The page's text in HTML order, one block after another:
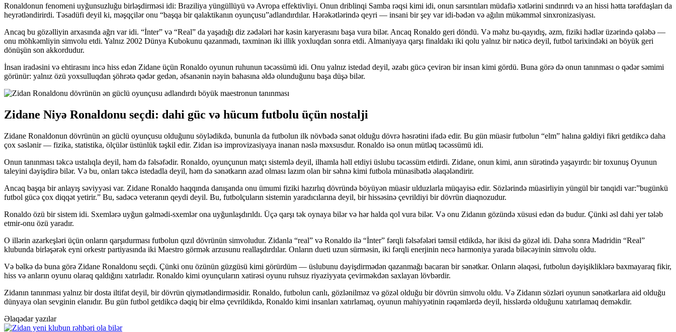
Ronaldonun fenomeni uyğunsuzluğu birləşdirməsi idi: Braziliya yüngüllüyü və Avropa effektivliyi. Onun driblinqi Samba rəqsi kimi idi, onun sarsıntıları müdafiə xətlərini sındırırdı və an hissi hətta tərəfdaşları da
heyrətləndirirdi. Təsadüfi deyil ki, məşqçilər onu “başqa bir qalaktikanın oyunçusu”adlandırdılar. Hərəkətlərində qeyri — insani bir şey var idi-bədən və ağılın mükəmməl sinxronizasiyası.
Ancaq bu gözəlliyin arxasında ağrı var idi. “İnter” və “Real” da yaşadığı diz zədələri hər kəsin karyerasını başa vura bilər. Ancaq Ronaldo geri döndü. Və məhz bu-qayıdış, əzm, fiziki hədlər üzərində qələbə —
onu möhkəmliyin simvolu etdi. Yalnız 2002 Dünya Kubokunu qazanmadı, təxminən iki illik yoxluqdan sonra etdi. Almaniyaya qarşı finaldakı iki qolu yalnız bir nəticə deyil, futbol tarixindəki ən böyük geri
dönüşün son akkordudur.
İnsan iradəsini və ehtirasını incə hiss edən Zidane üçün Ronaldo oyunun ruhunun təcəssümü idi. Onu yalnız istedad deyil, əzabı gücə çevirən bir insan kimi gördü. Buna görə də onun tanınması o qədər səmimi
görünür: yalnız özü yoxsulluqdan şöhrətə qədər gedən, əfsanənin nəyin bahasına əldə olunduğunu başa düşə bilər.
Zidane Niyə Ronaldonu seçdi: dahi güc və hücum futbolu üçün nostalji
Zidane Ronaldonun dövrünün ən güclü oyunçusu olduğunu söylədikdə, bununla da futbolun ilk növbədə sənət olduğu dövrə həsrətini ifadə edir. Bu gün müasir futbolun “elm” halına gəldiyi fikri getdikcə daha
çox səslənir — fizika, statistika, ölçülər üstünlük təşkil edir. Zidan isə improvizasiyaya inanan nəslə məxsusdur. Ronaldo isə onun mütləq təcəssümü idi.
Onun tanınması təkcə ustalıqla deyil, həm də fəlsəfədir. Ronaldo, oyunçunun matçı sistemlə deyil, ilhamla həll etdiyi üslubu təcəssüm etdirdi. Zidane, onun kimi, anın sürətində yaşayırdı: bir toxunuş Oyunun
taleyini dəyişdirə bilər. Və bu, onları təkcə istedadla deyil, həm də sənətkarın azad olması lazım olan bir səhnə kimi futbola münasibətlə əlaqələndirir.
Ancaq başqa bir anlayış səviyyəsi var. Zidane Ronaldo haqqında danışanda onu ümumi fiziki hazırlıq dövründə böyüyən müasir ulduzlarla müqayisə edir. Sözlərində müasirliyin yüngül bir tənqidi var:”bugünkü
futbol gücə çox diqqət yetirir.” Bu, sadəcə veteranın qeydi deyil. Bu, futbolçuların sistemin yaradıcılarına deyil, bir hissəsinə çevrildiyi bir dövrün diaqnozudur.
Ronaldo özü bir sistem idi. Sxemlərə uyğun gəlmədi-sxemlər ona uyğunlaşdırıldı. Üçə qarşı tək oynaya bilər və hər halda qol vura bilər. Və onu Zidanın gözündə xüsusi edən də budur. Çünki əsl dahi yer tələb
etmir-onu özü yaradır.
O illərin azarkeşləri üçün onların qarşıdurması futbolun qızıl dövrünün simvoludur. Zidanla “real” və Ronaldo ilə “İnter” fərqli fəlsəfələri təmsil etdikdə, hər ikisi də gözəl idi. Daha sonra Madridin “Real”
klubunda birləşərək eyni orkestr partiyasında iki Maestro görmək arzusunu reallaşdırdılar. Onların dueti uzun sürməsin, iki fərqli enerjinin necə harmoniya yarada biləcəyinin simvolu oldu.
Və bəlkə də buna görə Zidane Ronaldonu seçdi. Çünki onu özünün güzgüsü kimi görürdüm — üslubunu dəyişdirmədən qazanmağı bacaran bir sənətkar. Onların əlaqəsi, futbolun dəyişikliklərə baxmayaraq fikir,
hiss və anların oyunu olaraq qaldığını xatırladır. Ronaldo kimi oyunçuların xatirəsi oyunu ruhsuz riyaziyyata çevirməkdən saxlayan lövbərdir.
Zidanın tanınması yalnız bir dosta iltifat deyil, bir dövrün qiymətləndirməsidir. Ronaldo, futbolun canlı, gözlənilməz və gözəl olduğu bir dövrün simvolu oldu. Və Zidanın sözləri oyunun sənətkarlara aid olduğu
dünyaya olan sevginin elanıdır. Bu gün futbol getdikcə dəqiq bir elmə çevrildikdə, Ronaldo kimi insanları xatırlamaq, oyunun mahiyyətinin rəqəmlərdə deyil, hisslərdə olduğunu xatırlamaq deməkdir.
Əlaqədar yazılar